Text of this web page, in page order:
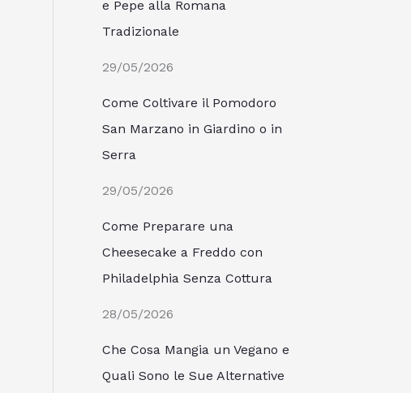
e Pepe alla Romana
Tradizionale
29/05/2026
Come Coltivare il Pomodoro
San Marzano in Giardino o in
Serra
29/05/2026
Come Preparare una
Cheesecake a Freddo con
Philadelphia Senza Cottura
28/05/2026
Che Cosa Mangia un Vegano e
Quali Sono le Sue Alternative